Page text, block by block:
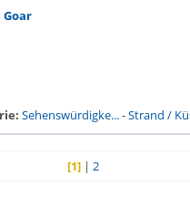
Sehenswürdigke...-Strand /
[1] |2